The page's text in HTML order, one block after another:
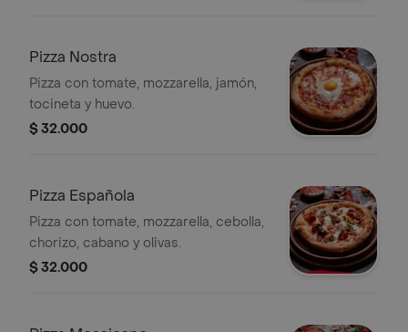
Pizza Nostra
Pizza con tomate, mozzarella, jamón,
tocineta y huevo.
$ 32.000
Pizza Española
Pizza con tomate, mozzarella, cebolla,
chorizo, cabano y olivas.
$ 32.000